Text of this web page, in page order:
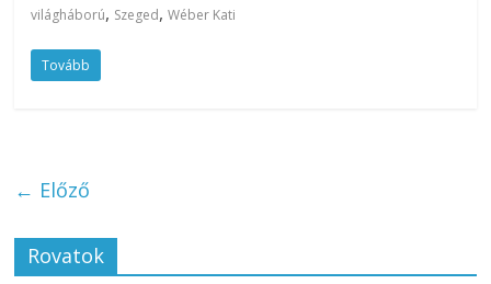
világháború, Szeged,Wéber Kati
Tovább
← Előző
Rovatok